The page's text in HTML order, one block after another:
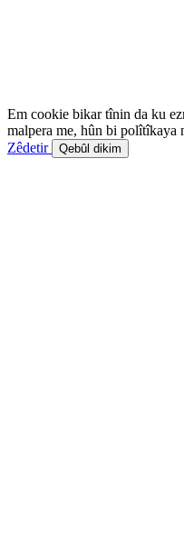
Em cookie bikar tînin da ku
malpera me, hûn bi polîtîkaya
Zêdetir
Qebûl dikim